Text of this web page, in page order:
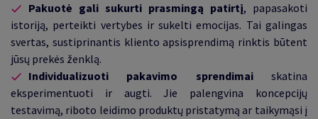
Pakuotė gali sukurti prasmingą patirtį, papasakoti
istoriją, perteikti vertybes ir sukelti emocijas. Tai galingas
svertas, sustiprinantis kliento apsisprendimą rinktis būtent
jūsų prekės ženklą.
Individualizuoti pakavimo sprendimaiskatina
eksperimentuoti ir augti. Jie palengvina koncepcijų
testavimą, riboto leidimo produktų pristatymą ar taikymąsi į